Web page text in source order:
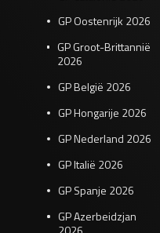
GP Oostenrijk 2026
GP Groot-Brittannië
2026
GP België 2026
GP Hongarije 2026
GP Nederland 2026
GP Italië 2026
GP Spanje 2026
GP Azerbeidzjan